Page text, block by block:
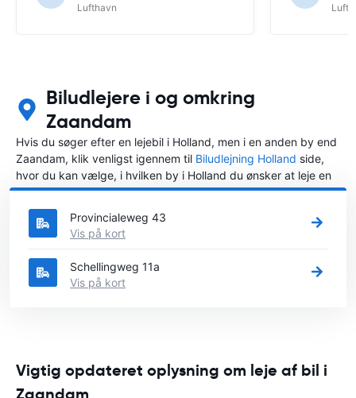
Lufthavn
Biludlejere i og omkring
Zaandam
Hvis du søger efter en lejebil i Holland, men i en anden by end
Zaandam, klik venligst igennem til Biludlejning Holland side,
hvor du kan vælge, i hvilken by i Holland du ønsker at leje en
bil.
Provincialeweg 43
Vis på kort
Schellingweg 11a
Vis på kort
Vigtig opdateret oplysning om leje af bil i